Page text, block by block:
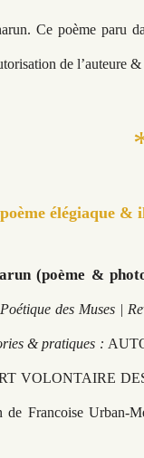
Ce poème paru
de l’auteure
élégiaque &
(poème &
des Muses |
& pratiques :
VOLONTAIRE
de Francoise Urban-